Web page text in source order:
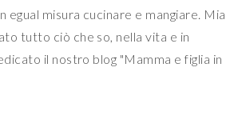
egual misura cucinare e mangiare. Mia
tutto ciò che so, nella vita e in
il nostro blog "Mamma e figlia in